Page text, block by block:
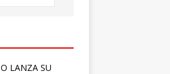
LANZA SU